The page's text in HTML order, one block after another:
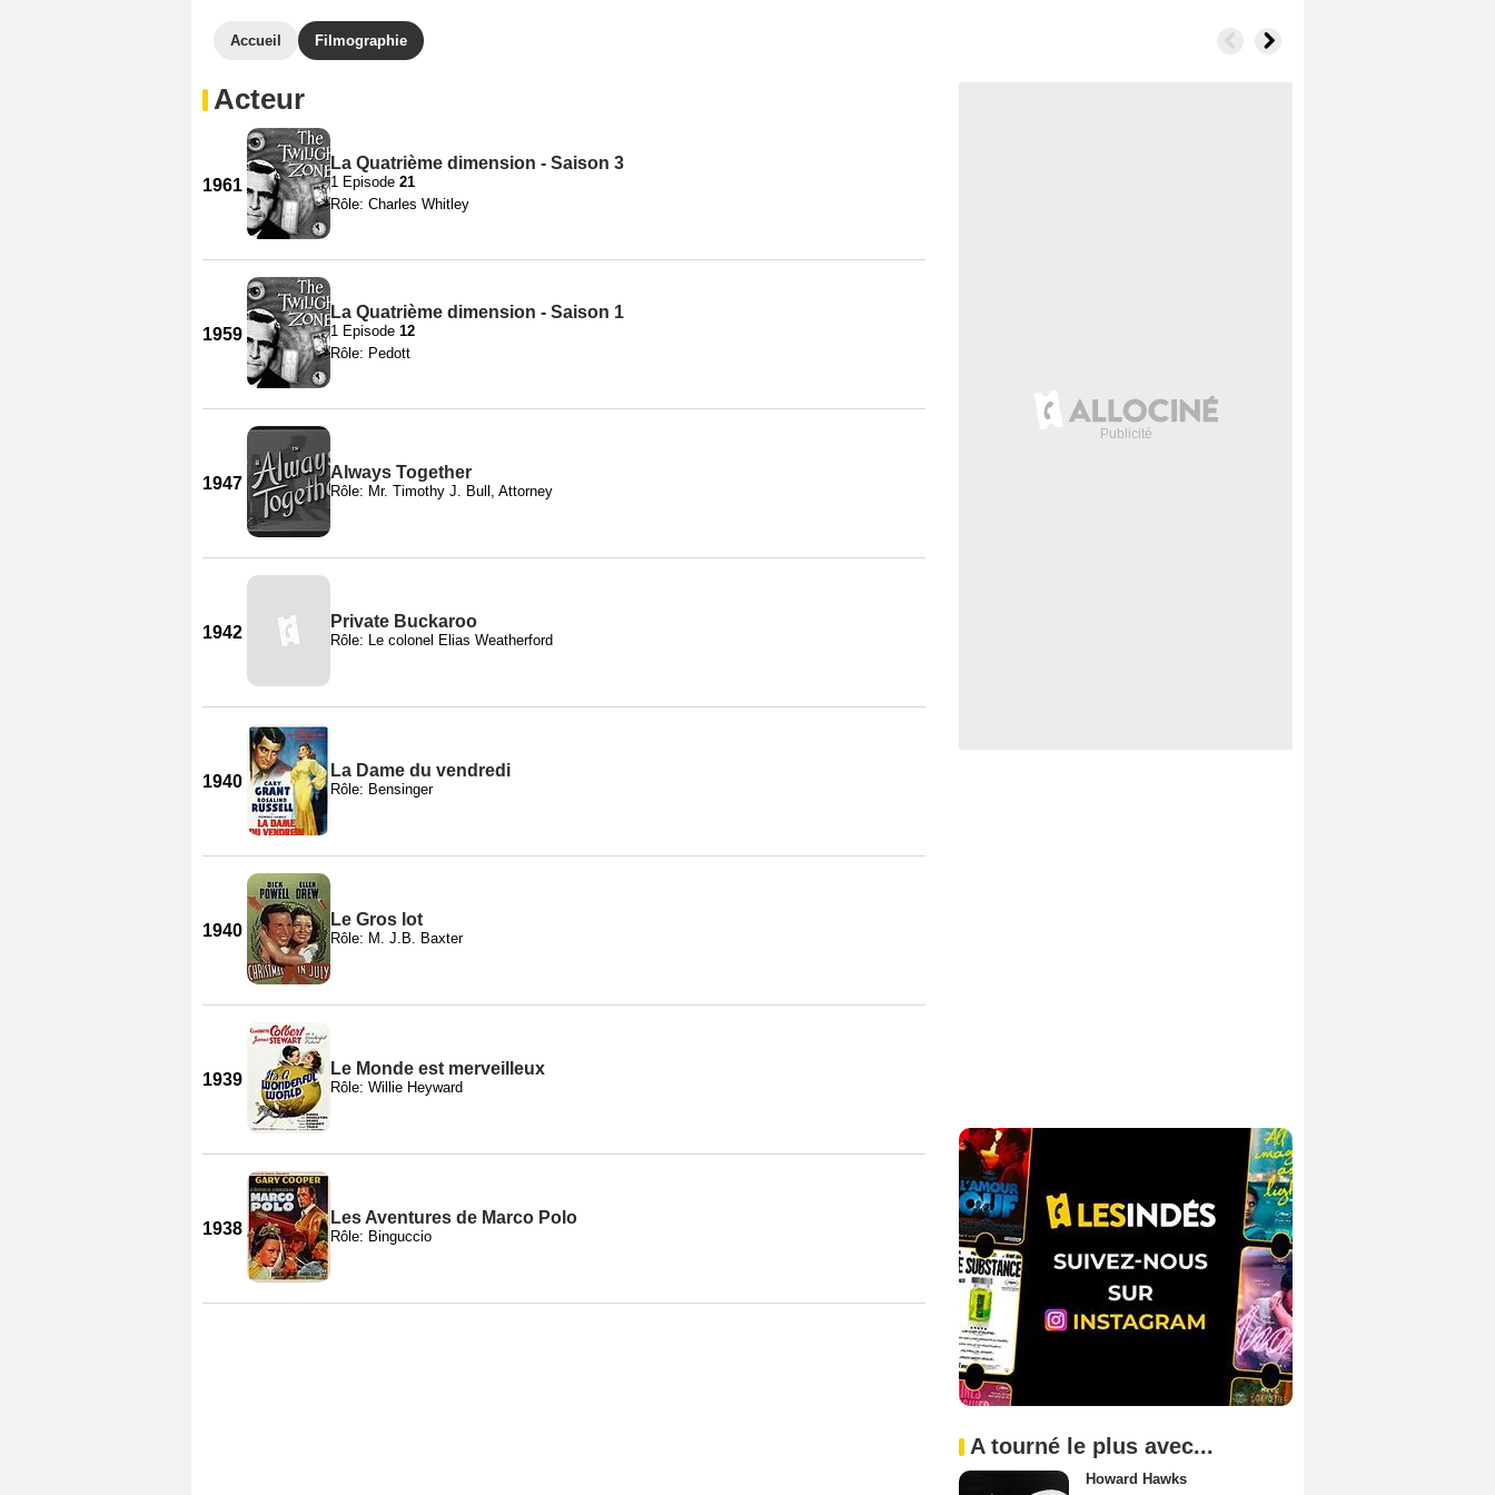
Accueil Filmographie
Acteur
1961
La Quatrième dimension - Saison 3
1 Episode 21
Rôle: Charles Whitley
1959
La Quatrième dimension - Saison 1
1 Episode 12
Rôle: Pedott
1947
Always Together
Rôle: Mr. Timothy J. Bull, Attorney
1942
Private Buckaroo
Rôle: Le colonel Elias Weatherford
1940
La Dame du vendredi
Rôle: Bensinger
1940
Le Gros lot
Rôle: M. J.B. Baxter
1939
Le Monde est merveilleux
Rôle: Willie Heyward
1938
Les Aventures de Marco Polo
Rôle: Binguccio
A tourné le plus avec...
Howard Hawks